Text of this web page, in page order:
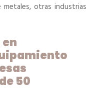
otras industrias
50